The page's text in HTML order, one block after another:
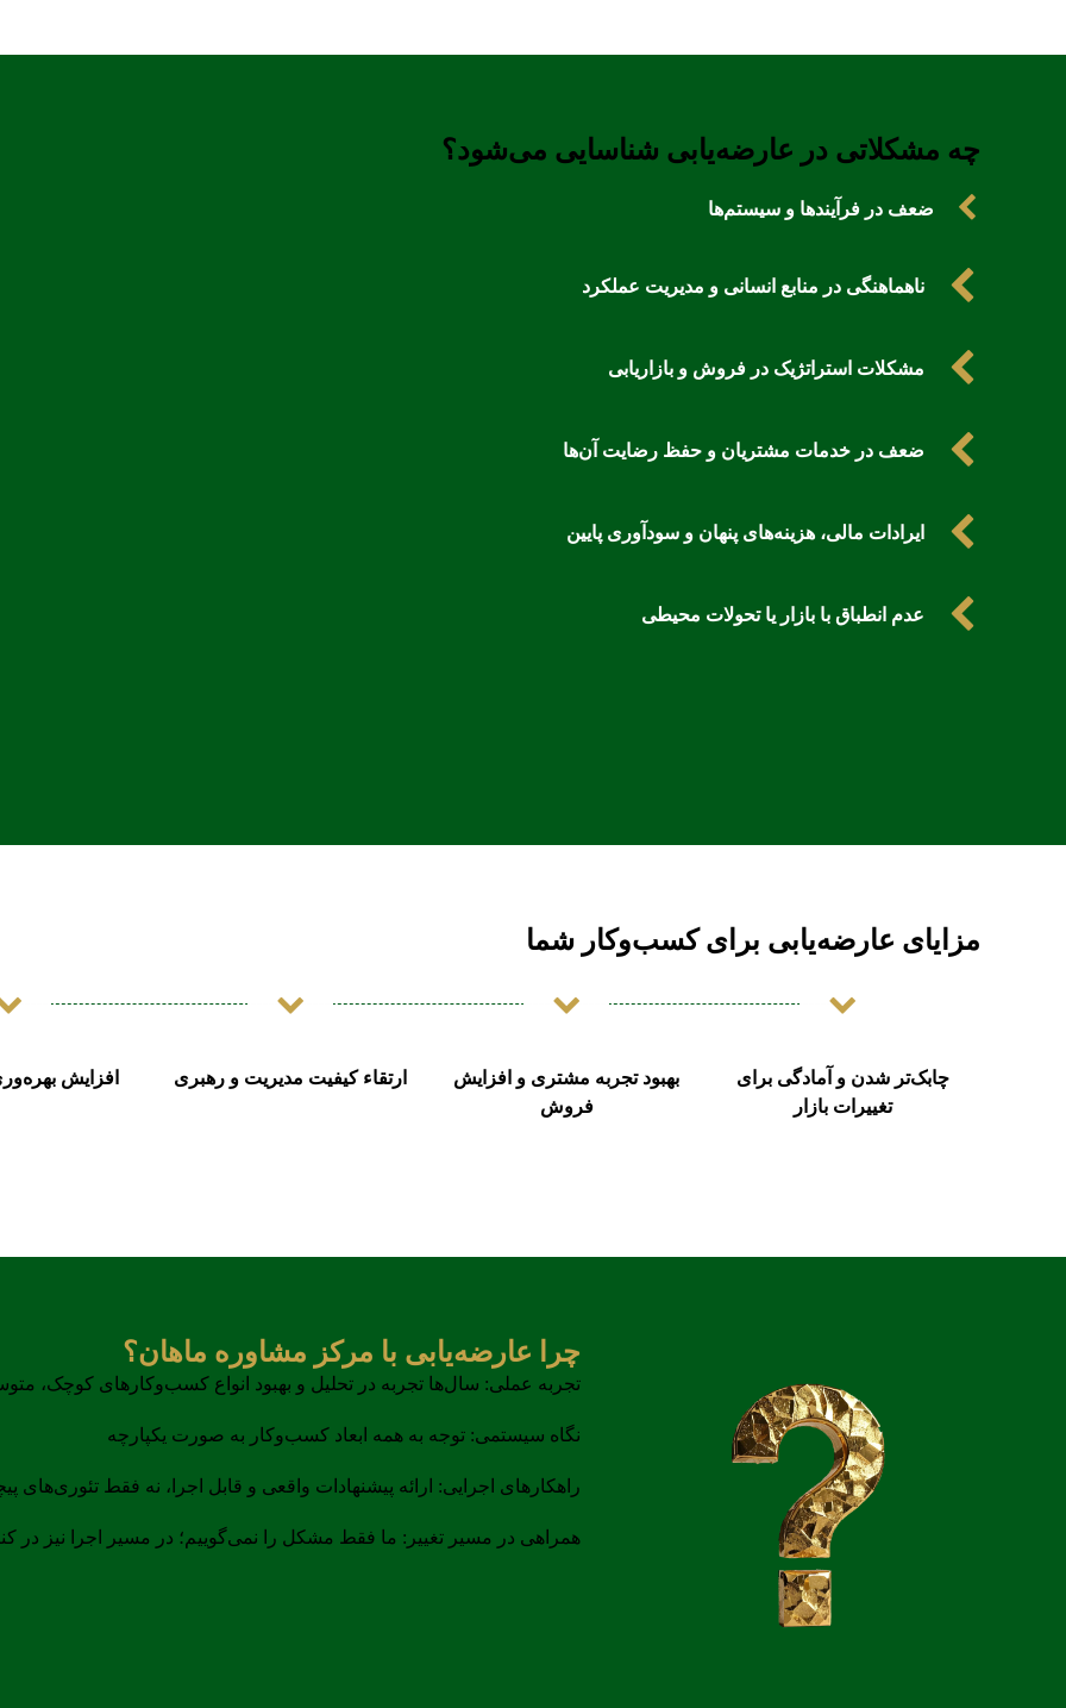
چه مشکلاتی در عارضه‌یابی شناسایی می‌شود؟
ضعف در فرآیندها و سیستم‌ها
ناهماهنگی در منابع انسانی و مدیریت عملکرد
مشکلات استراتژیک در فروش و بازاریابی
ضعف در خدمات مشتریان و حفظ رضایت آن‌ها
ایرادات مالی، هزینه‌های پنهان و سودآوری پایین
عدم انطباق با بازار یا تحولات محیطی
مزایای عارضه‌یابی برای کسب‌وکار شما
چابک‌تر شدن و آمادگی برای
تغییرات بازار
بهبود تجربه مشتری و افزایش
فروش
ارتقاء کیفیت مدیریت و رهبری افزایش
چرا عارضه‌یابی با مرکز مشاوره ماهان؟
تجربه عملی: سال‌ها تجربه در تحلیل و بهبود انواع کسب‌وکارهای کوچک،
نگاه سیستمی: توجه به همه ابعاد کسب‌وکار به صورت یکپارچه
راهکارهای اجرایی: ارائه پیشنهادات واقعی و قابل اجرا، نه فقط تئوری‌های
همراهی در مسیر تغییر: ما فقط مشکل را نمی‌گوییم؛ در مسیر اجرا نیز در